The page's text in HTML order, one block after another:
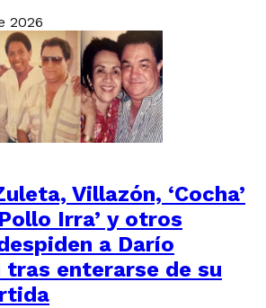
2026
Villazón, ‘Cocha’
Irra’ y otros
a Darío
tras enterarse de su